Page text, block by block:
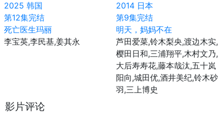
2025 韩国
第12集完结
死亡医生玛丽
李宝英,李民基,姜其永
2014 日本
第9集完结
明天，妈妈不在
芦田爱菜,铃木梨央,渡边木实,
樱田日和,三浦翔平,木村文乃,
大后寿寿花,藤本哉汰,五十岚
阳向,城田优,酒井美纪,铃木砂
羽,三上博史
影片评论